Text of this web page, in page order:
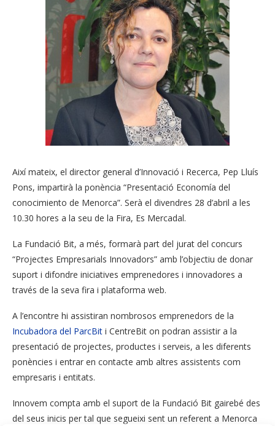
Així mateix, el director general d’Innovació i Recerca, Pep Lluís
Pons, impartirà la ponència “Presentació Economía del
conocimiento de Menorca”. Serà el divendres 28 d’abril a les
10.30 hores a la seu de la Fira, Es Mercadal.
La Fundació Bit, a més, formarà part del jurat del concurs
“Projectes Empresarials Innovadors” amb l’objectiu de donar
suport i difondre iniciatives emprenedores i innovadores a
través de la seva fira i plataforma web.
A l’encontre hi assistiran nombrosos emprenedors de la
Incubadora del ParcBit i CentreBit on podran assistir a la
presentació de projectes, productes i serveis, a les diferents
ponències i entrar en contacte amb altres assistents com
empresaris i entitats.
Innovem compta amb el suport de la Fundació Bit gairebé des
del seus inicis per tal que segueixi sent un referent a Menorca